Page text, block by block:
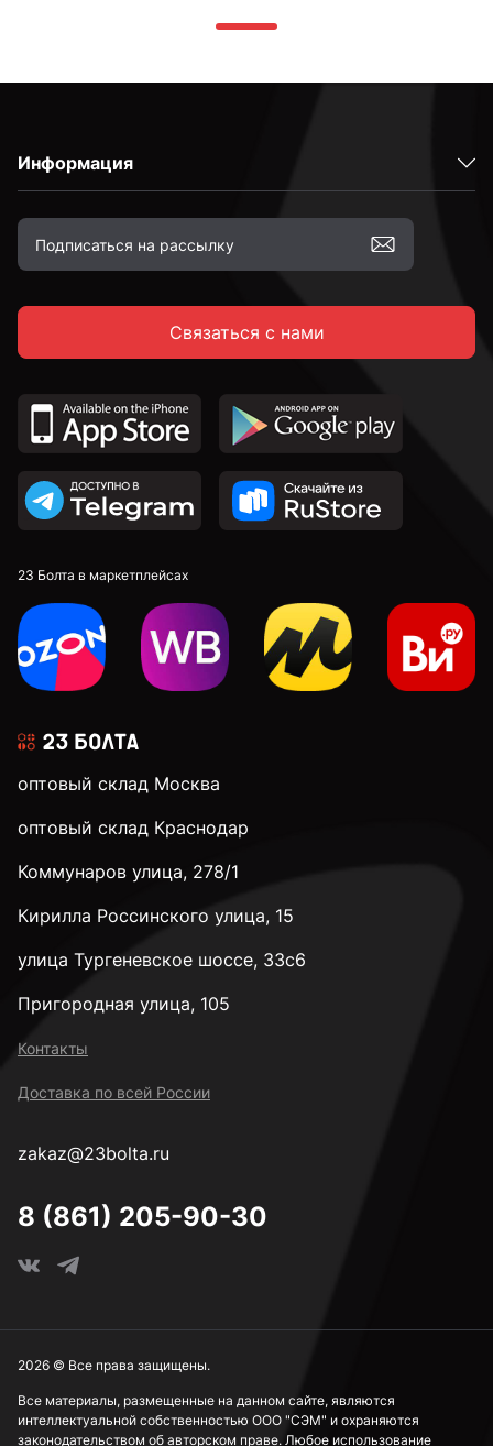
Информация
Связаться с нами
23 Болта в маркетплейсах
оптовый склад Москва
оптовый склад Краснодар
Коммунаров улица, 278/1
Кирилла Россинского улица, 15
улица Тургеневское шоссе, 33с6
Пригородная улица, 105
Контакты
Доставка по всей России
zakaz@23bolta.ru
8 (861) 205-90-30
Все материалы, размещенные на данном сайте, являются
интеллектуальной собственностью ООО "СЭМ" и охраняются
законодательством об авторском праве. Любое использование
2026 © Все права защищены.